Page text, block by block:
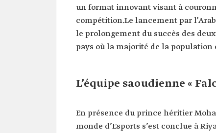
un format innovant visant à
compétition.Le lancement par
le prolongement du succès des
pays où la majorité de la population
L’équipe saoudienne «
En présence du prince héritier
monde d’Esports s’est conclue à